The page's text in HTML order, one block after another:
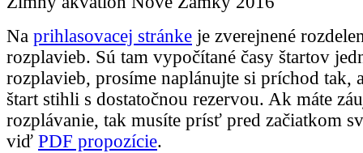
Na prihlasovacej stránke je zverejnené
rozplavieb. Sú tam vypočítané časy štartov
rozplavieb, prosíme naplánujte si príchod tak,
štart stihli s dostatočnou rezervou. Ak máte
rozplávanie, tak musíte prísť pred začiatkom
viď PDF propozície.